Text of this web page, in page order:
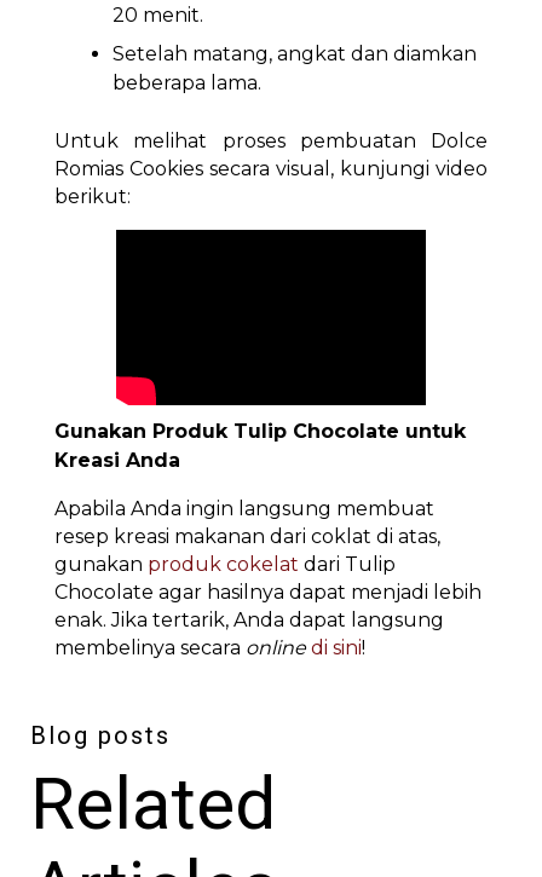
20 menit.
Setelah matang, angkat dan diamkan
beberapa lama.
Untuk melihat proses pembuatan Dolce
Romias Cookies secara visual, kunjungi video
berikut:
Gunakan Produk Tulip Chocolate untuk
Kreasi Anda
Apabila Anda ingin langsung membuat
resep kreasi makanan dari coklat di atas,
gunakan produk cokelat dari Tulip
Chocolate agar hasilnya dapat menjadi lebih
enak. Jika tertarik, Anda dapat langsung
membelinya secara online di sini!
Blog posts
Related